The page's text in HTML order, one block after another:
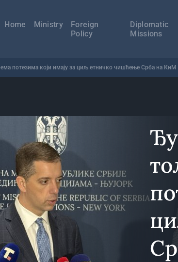
навигација
Home Ministry
Foreign
Policy
Diplomatic
Missions
потезима који имају за циљ етничко чишћење Срба на КиМ